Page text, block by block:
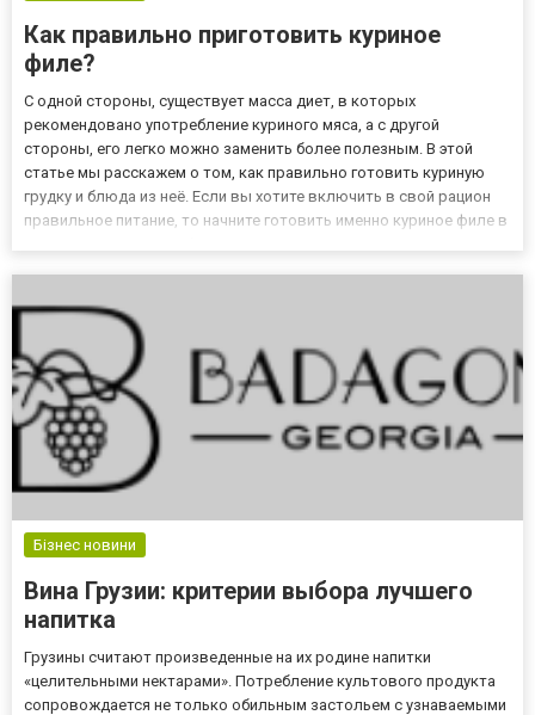
Как правильно приготовить куриное
филе?
С одной стороны, существует масса диет, в которых
рекомендовано употребление куриного мяса, а с другой
стороны, его легко можно заменить более полезным. В этой
статье мы расскажем о том, как правильно готовить куриную
грудку и блюда из неё. Если вы хотите включить в свой рацион
правильное питание, то начните готовить именно куриное филе в
Бізнес новини
Вина Грузии: критерии выбора лучшего
напитка
Грузины считают произведенные на их родине напитки
«целительными нектарами». Потребление культового продукта
сопровождается не только обильным застольем с узнаваемыми